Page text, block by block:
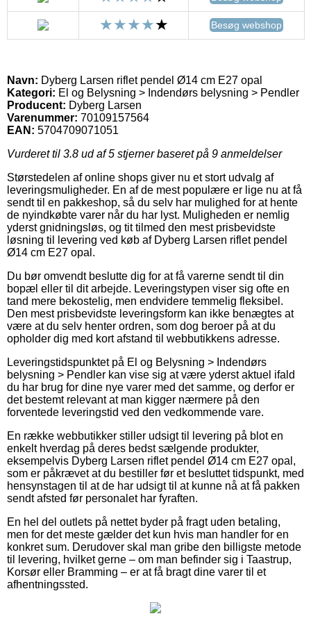
Besøg webshop
Navn: Dyberg Larsen riflet pendel Ø14 cm E27 opal
Kategori: El og Belysning > Indendørs belysning > Pendler
Producent: Dyberg Larsen
Varenummer: 70109157564
EAN: 5704709071051
Vurderet til 3.8 ud af 5 stjerner baseret på 9 anmeldelser
Størstedelen af online shops giver nu et stort udvalg af
leveringsmuligheder. En af de mest populære er lige nu at få
sendt til en pakkeshop, så du selv har mulighed for at hente
de nyindkøbte varer når du har lyst. Muligheden er nemlig
yderst gnidningsløs, og tit tilmed den mest prisbevidste
løsning til levering ved køb af Dyberg Larsen riflet pendel
Ø14 cm E27 opal.
Du bør omvendt beslutte dig for at få varerne sendt til din
bopæl eller til dit arbejde. Leveringstypen viser sig ofte en
tand mere bekostelig, men endvidere temmelig fleksibel.
Den mest prisbevidste leveringsform kan ikke benægtes at
være at du selv henter ordren, som dog beroer på at du
opholder dig med kort afstand til webbutikkens adresse.
Leveringstidspunktet på El og Belysning > Indendørs
belysning > Pendler kan vise sig at være yderst aktuel ifald
du har brug for dine nye varer med det samme, og derfor er
det bestemt relevant at man kigger nærmere på den
forventede leveringstid ved den vedkommende vare.
En række webbutikker stiller udsigt til levering på blot en
enkelt hverdag på deres bedst sælgende produkter,
eksempelvis Dyberg Larsen riflet pendel Ø14 cm E27 opal,
som er påkrævet at du bestiller før et besluttet tidspunkt, med
hensynstagen til at de har udsigt til at kunne nå at få pakken
sendt afsted før personalet har fyraften.
En hel del outlets på nettet byder på fragt uden betaling,
men for det meste gælder det kun hvis man handler for en
konkret sum. Derudover skal man gribe den billigste metode
til levering, hvilket gerne – om man befinder sig i Taastrup,
Korsør eller Bramming – er at få bragt dine varer til et
afhentningssted.